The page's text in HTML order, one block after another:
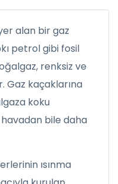
alan bir gaz
petrol gibi fosil
renksiz ve
Gaz kaçaklarına
koku
havadan bile daha
ısınma